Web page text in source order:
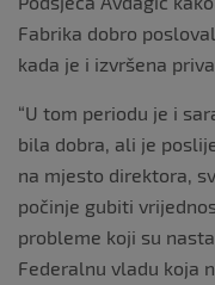
Fabrika dobro
kada je i izvršena
“U tom periodu je i
bila dobra, ali je
na mjesto direktora,
počinje gubiti
probleme koji su
Federalnu vladu koja